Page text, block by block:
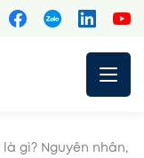
là gì? Nguyên nhân,